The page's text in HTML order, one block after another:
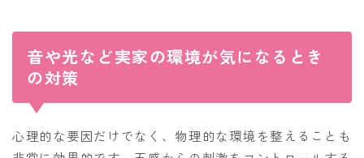
音や光など実家の環境が気になるとき
の対策
心理的な要因だけでなく、物理的な環境を整えることも